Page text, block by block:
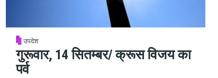
उपदेश
गुरूवार, 14 सितम्बर/ क्रूस विजय का
पर्व